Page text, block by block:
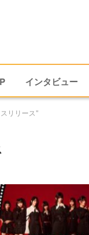
インタビュー
リリース"